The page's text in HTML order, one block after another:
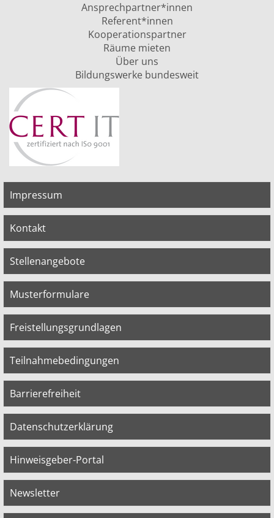
Ansprechpartner*innen
Referent*innen
Kooperationspartner
Räume mieten
Über uns
Bildungswerke bundesweit
Impressum
Kontakt
Stellenangebote
Musterformulare
Freistellungsgrundlagen
Teilnahmebedingungen
Barrierefreiheit
Datenschutzerklärung
Hinweisgeber-Portal
Newsletter